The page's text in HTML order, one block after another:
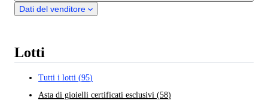
Dati del venditore
Lotti
Tutti i lotti (95)
Asta di gioielli certificati esclusivi (58)